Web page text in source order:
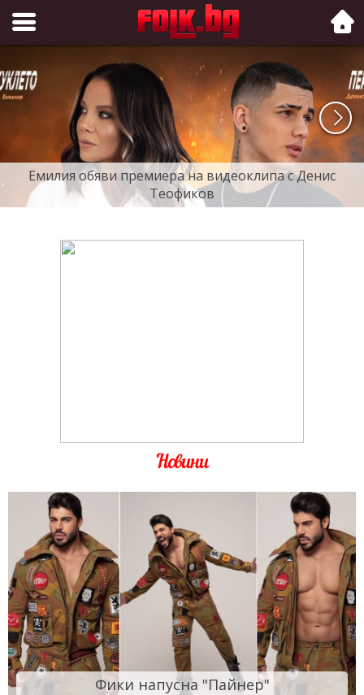
Folk.bg
Емилия обяви премиера на видеоклипа с Денис
Теофиков
Новини
Фики напусна "Пайнер"